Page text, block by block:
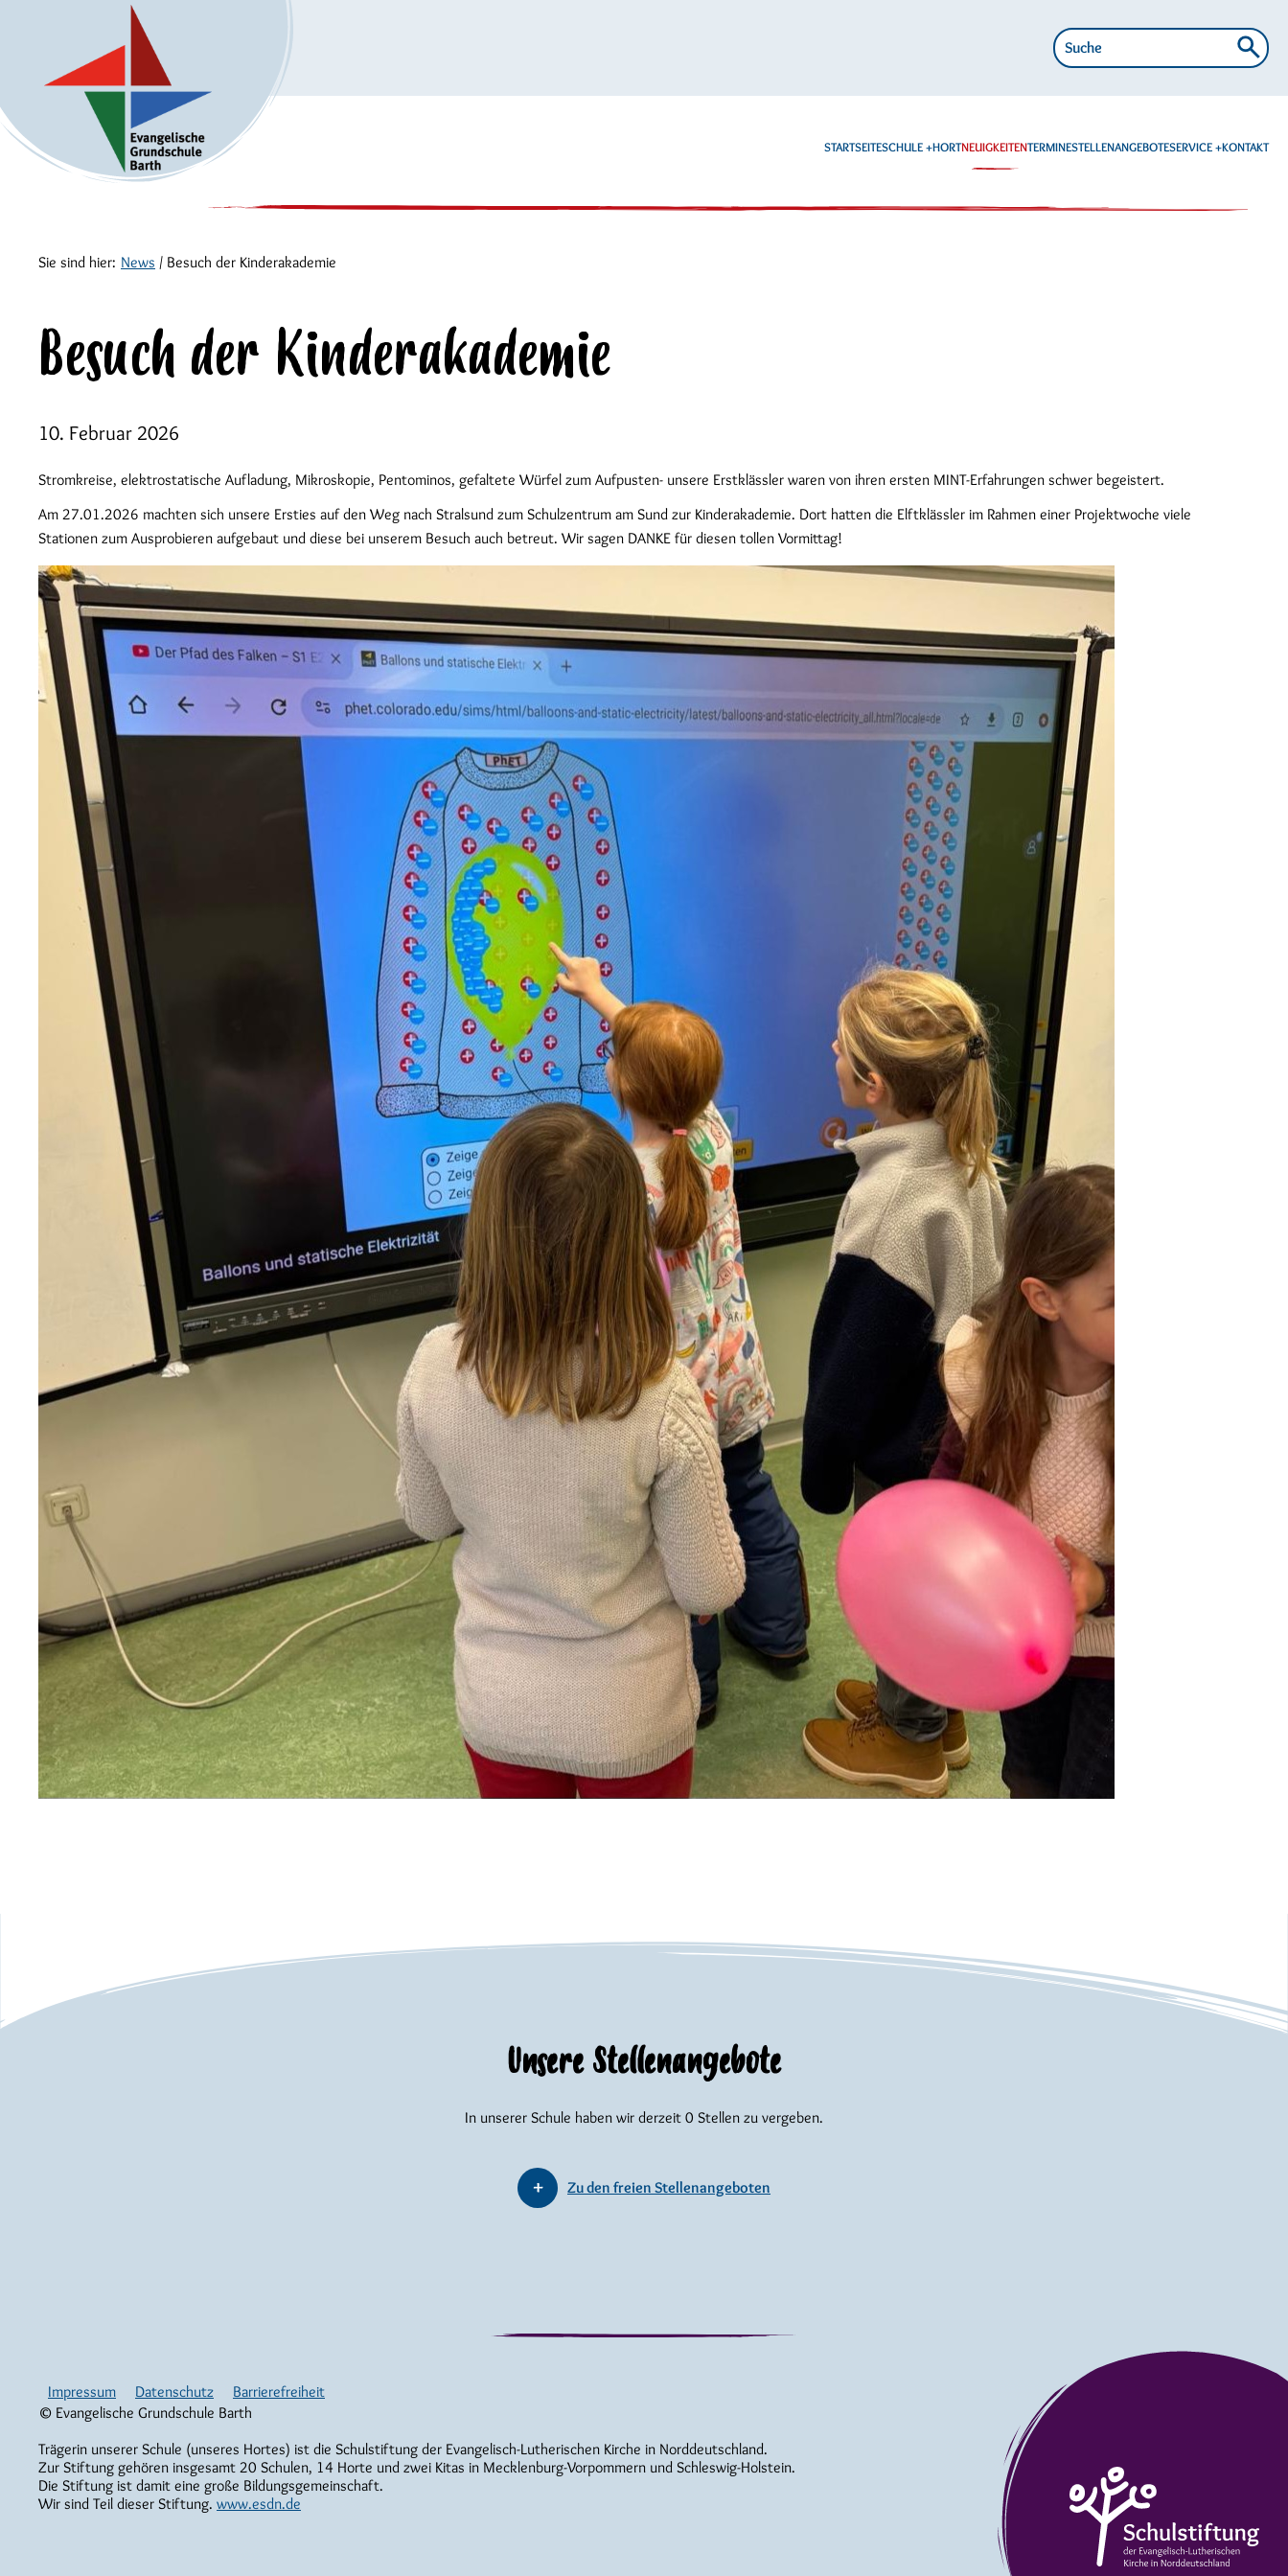
Suche
nach:
STARTSEITESCHULE HORTNEUIGKEITENTERMINESTELLENANGEBOTESERVICE KONTAKT
Sie sind hier: News / Besuch der Kinderakademie
Besuch der Kinderakademie
10. Februar 2026
Stromkreise, elektrostatische Aufladung, Mikroskopie, Pentominos, gefaltete Würfel zum Aufpusten- unsere Erstklässler waren von ihren ersten MINT-Erfahrungen schwer begeistert.
Am 27.01.2026 machten sich unsere Ersties auf den Weg nach Stralsund zum Schulzentrum am Sund zur Kinderakademie. Dort hatten die Elftklässler im Rahmen einer Projektwoche viele
Stationen zum Ausprobieren aufgebaut und diese bei unserem Besuch auch betreut. Wir sagen DANKE für diesen tollen Vormittag!
Unsere Stellenangebote
In unserer Schule haben wir derzeit 0 Stellen zu vergeben.
Zu den freien Stellenangeboten
© Evangelische Grundschule Barth
Trägerin unserer Schule (unseres Hortes) ist die Schulstiftung der Evangelisch-Lutherischen Kirche in Norddeutschland.
Zur Stiftung gehören insgesamt 20 Schulen, 14 Horte und zwei Kitas in Mecklenburg-Vorpommern und Schleswig-Holstein.
Die Stiftung ist damit eine große Bildungsgemeinschaft.
Wir sind Teil dieser Stiftung. www.esdn.de
Impressum Datenschutz Barrierefreiheit